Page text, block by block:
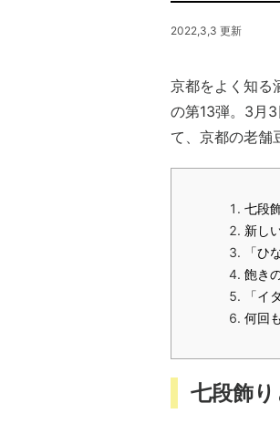
2022,3,3 更新
京都をよく知る
の第13弾。3月
て、京都の老舗
七段
新し
「ひ
飽き
「イ
何回
七段飾